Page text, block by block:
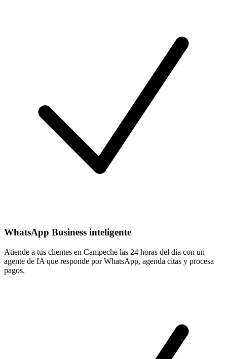
WhatsApp Business inteligente
Atiende a tus clientes en Campeche las 24 horas del día con un
agente de IA que responde por WhatsApp, agenda citas y procesa
pagos.